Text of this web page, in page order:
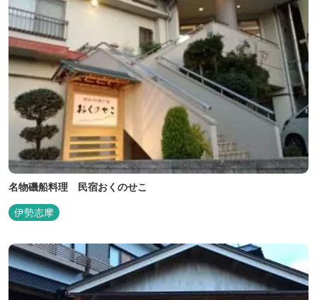
名物磯船料理 民宿おくのせこ
伊勢志摩